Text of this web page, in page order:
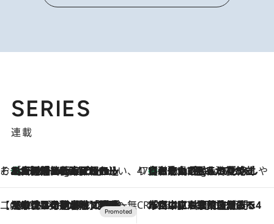
SERIES
連載
そおだよおこの関西おいしい、おやつ紀行
1 Hour Ago
［大阪府箕面市］一皿一皿目の前で仕上げられる、料理を巧みに組み込んだアシェットデセールコース「ミチル アシェット デセール（Michiru assiette dessert）」 47都道府県の手みやげ ひんやりスイーツで夏を満喫
1 Hour Ago
【和歌山県】この夏絶対食べたい 冷やしておいしいおやつ3選 みかんがごろっと丸ごと入ったジュレ
【CREA×星野リゾート】唯一無二。癒しと発見が待つ場所へ
2026.8.7
【トンボの足水浴】ヒノキの香りに包まれて涼感マックス！約13℃の湧水かけ流しを避暑地「星野温泉 トンボの湯」で体験 CREA'S CHOICE
2026.8.7
「立川にも歌舞伎があるんだよ」 片岡仁左衛門・市川中車ら豪華座組みで4年目の立川立飛歌舞伎へ